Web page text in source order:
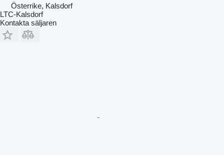
Österrike, Kalsdorf
LTC-Kalsdorf
Kontakta säljaren